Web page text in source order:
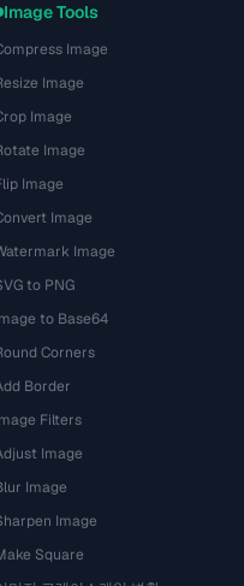
Image Tools
Image
Image
Image
Image
Image
Image
Image
to PNG
to Base64
Corners
Border
Filters
Image
Image
Image
Square